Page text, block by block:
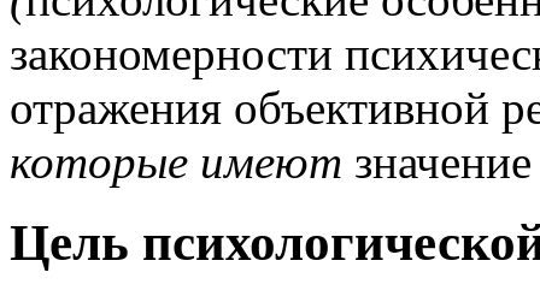
закономерности
отражения объективной
которые имеют
Цель